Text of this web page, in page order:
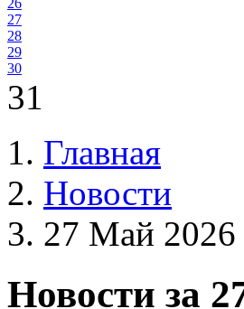
27
28
29
30
31
Главная
Новости
27 Май 2026
Новости за